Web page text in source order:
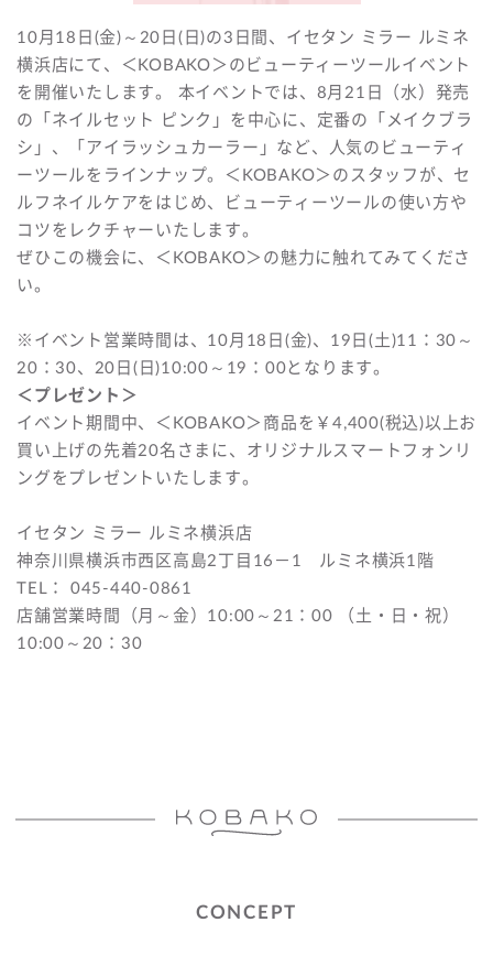
10月18日(金)～20日(日)の3日間、イセタン ミラー ルミネ
横浜店にて、＜KOBAKO＞のビューティーツールイベント
を開催いたします。 本イベントでは、8月21日（水）発売
の「ネイルセット ピンク」を中心に、定番の「メイクブラ
シ」、「アイラッシュカーラー」など、人気のビューティ
ーツールをラインナップ。＜KOBAKO＞のスタッフが、セ
ルフネイルケアをはじめ、ビューティーツールの使い方や
コツをレクチャーいたします。
ぜひこの機会に、＜KOBAKO＞の魅力に触れてみてくださ
い。
※イベント営業時間は、10月18日(金)、19日(土)11：30～
20：30、20日(日)10:00～19：00となります。
＜プレゼント＞
イベント期間中、＜KOBAKO＞商品を￥4,400(税込)以上お
買い上げの先着20名さまに、オリジナルスマートフォンリ
ングをプレゼントいたします。
イセタン ミラー ルミネ横浜店
神奈川県横浜市西区高島2丁目16－1 ルミネ横浜1階
TEL： 045-440-0861
店舗営業時間（月～金）10:00～21：00 （土・日・祝）
10:00～20：30
CONCEPT